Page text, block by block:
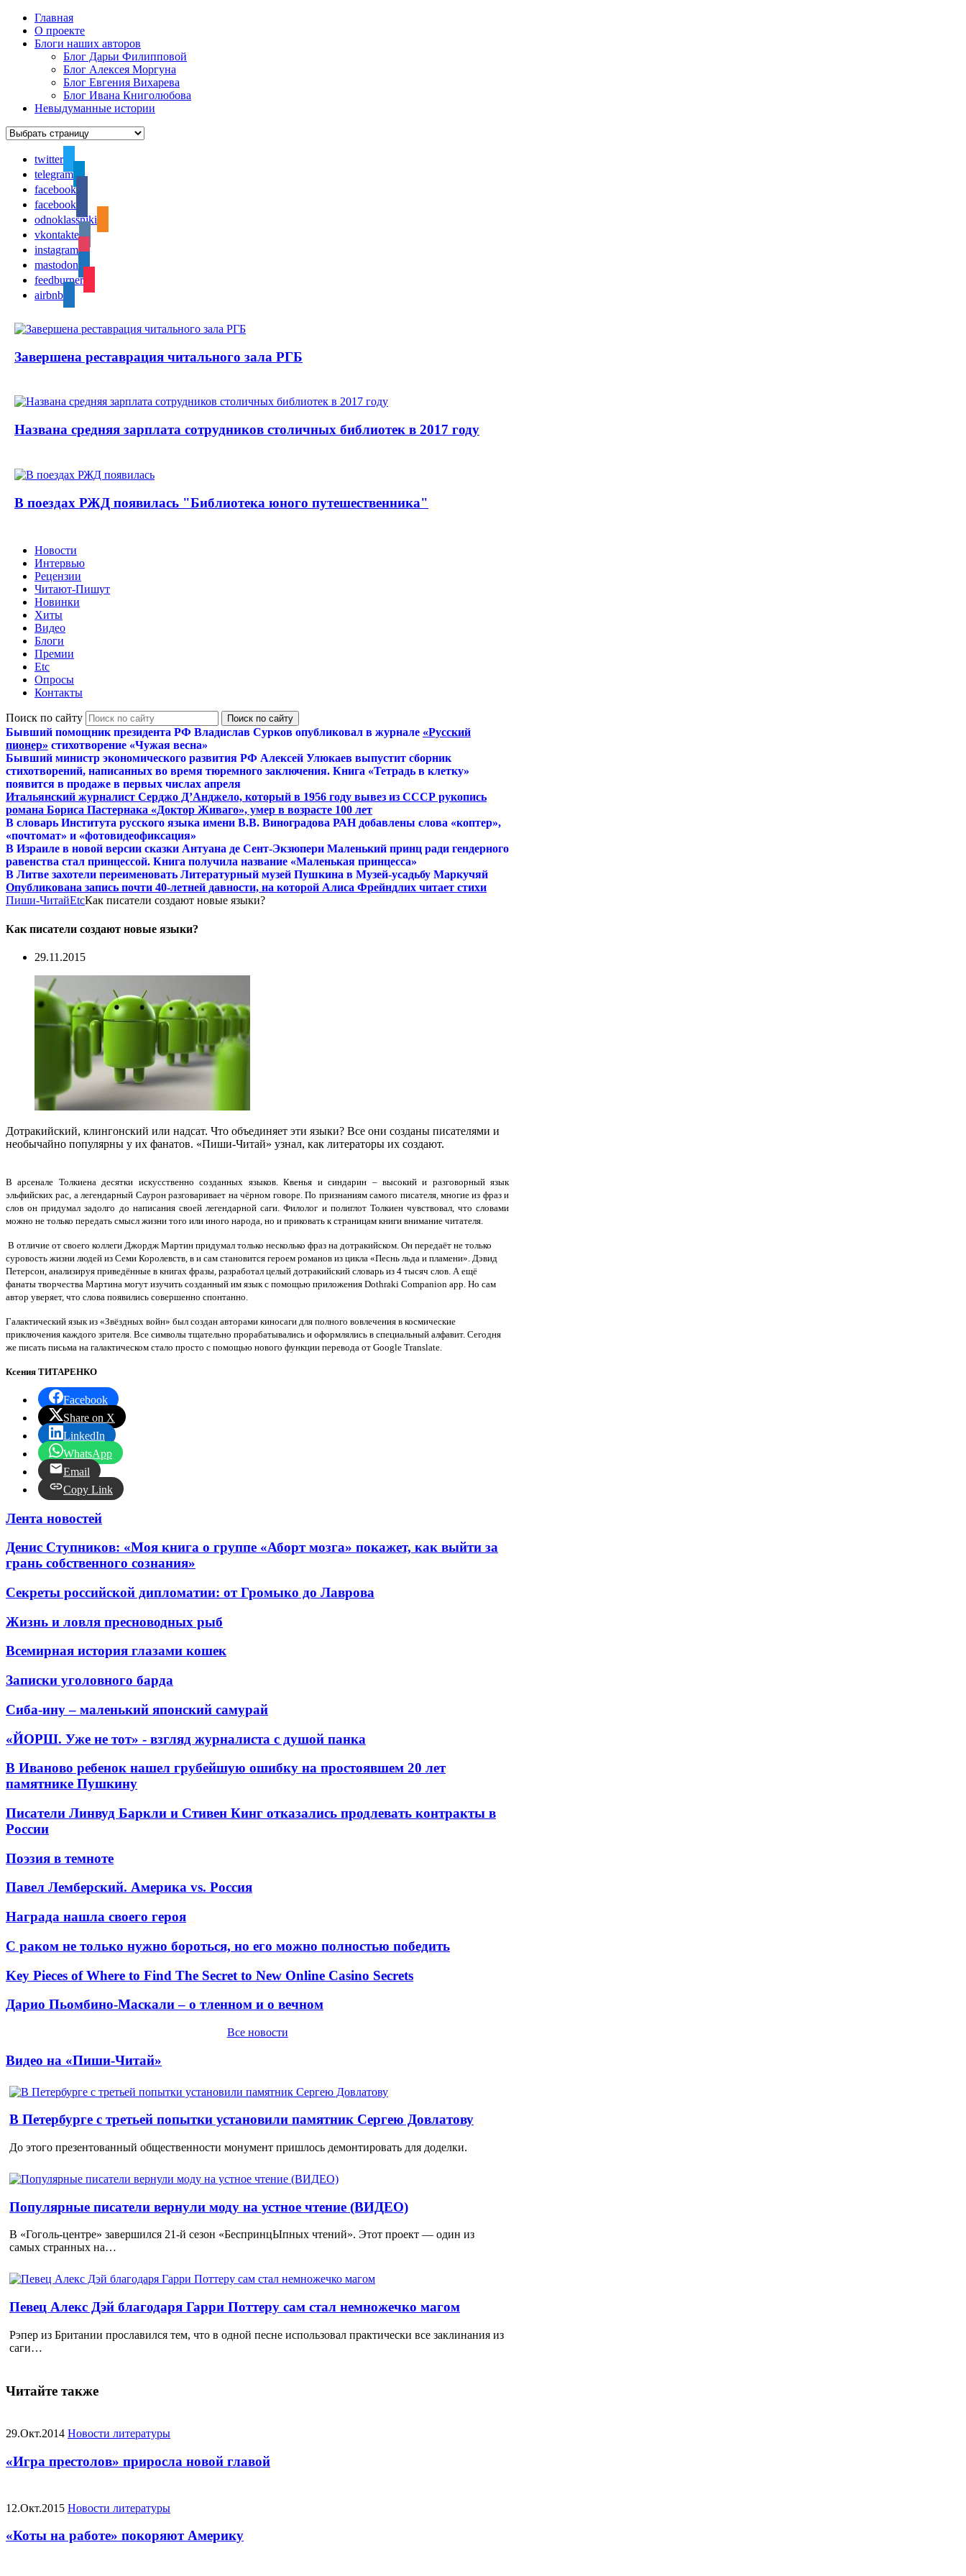
Главная
О проекте
Блоги наших авторов
Блог Дарьи Филипповой
Блог Алексея Моргуна
Блог Евгения Вихарева
Блог Ивана Книголюбова
Невыдуманные истории
twitter
telegram
facebook
facebook
odnoklassniki
vkontakte
instagram
mastodon
feedburner
airbnb
Завершена реставрация читального зала РГБ
Названа средняя зарплата сотрудников столичных библиотек в 2017 году
В поездах РЖД появилась "Библиотека юного путешественника"
Новости
Интервью
Рецензии
Читают-Пишут
Новинки
Хиты
Видео
Блоги
Премии
Etc
Опросы
Контакты
Поиск по сайту
Бывший помощник президента РФ Владислав Сурков опубликовал в журнале «Русский
пионер» стихотворение «Чужая весна»
Бывший министр экономического развития РФ Алексей Улюкаев выпустит сборник
стихотворений, написанных во время тюремного заключения. Книга «Тетрадь в клетку»
появится в продаже в первых числах апреля
Итальянский журналист Серджо Д’Анджело, который в 1956 году вывез из СССР рукопись
романа Бориса Пастернака «Доктор Живаго», умер в возрасте 100 лет
В словарь Института русского языка имени В.В. Виноградова РАН добавлены слова «коптер»,
«почтомат» и «фотовидеофиксация»
В Израиле в новой версии сказки Антуана де Сент-Экзюпери Маленький принц ради гендерного
равенства стал принцессой. Книга получила название «Маленькая принцесса»
В Литве захотели переименовать Литературный музей Пушкина в Музей-усадьбу Маркучяй
Опубликована запись почти 40-летней давности, на которой Алиса Фрейндлих читает стихи
Пиши-ЧитайEtcКак писатели создают новые языки?
Как писатели создают новые языки?
29.11.2015
Дотракийский, клингонский или надсат. Что объединяет эти языки? Все они созданы писателями и
необычайно популярны у их фанатов. «Пиши-Читай» узнал, как литераторы их создают.
В арсенале Толкиена десятки искусственно созданных языков. Квенья и синдарин – высокий и разговорный язык
эльфийских рас, а легендарный Саурон разговаривает на чёрном говоре. По признаниям самого писателя, многие из фраз и
слов он придумал задолго до написания своей легендарной саги. Филолог и полиглот Толкиен чувствовал, что словами
можно не только передать смысл жизни того или иного народа, но и приковать к страницам книги внимание читателя.
В отличие от своего коллеги Джордж Мартин придумал только несколько фраз на дотракийском. Он передаёт не только
суровость жизни людей из Семи Королевств, в и сам становится героем романов из цикла «Песнь льда и пламени». Дэвид
Петерсон, анализируя приведённые в книгах фразы, разработал целый дотракийский словарь из 4 тысяч слов. А ещё
фанаты творчества Мартина могут изучить созданный им язык с помощью приложения Dothraki Companion app. Но сам
автор уверяет, что слова появились совершенно спонтанно.
Галактический язык из «Звёздных войн» был создан авторами киносаги для полного вовлечения в космические
приключения каждого зрителя. Все символы тщательно прорабатывались и оформлялись в специальный алфавит. Сегодня
же писать письма на галактическом стало просто с помощью нового функции перевода от Google Translate.
Ксения ТИТАРЕНКО
Facebook
Share on X
LinkedIn
WhatsApp
Email
Copy Link
Лента новостей
Денис Ступников: «Моя книга о группе «Аборт мозга» покажет, как выйти за
грань собственного сознания»
Секреты российской дипломатии: от Громыко до Лаврова
Жизнь и ловля пресноводных рыб
Всемирная история глазами кошек
Записки уголовного барда
Сиба-ину – маленький японский самурай
«ЙОРШ. Уже не тот» - взгляд журналиста с душой панка
В Иваново ребенок нашел грубейшую ошибку на простоявшем 20 лет
памятнике Пушкину
Писатели Линвуд Баркли и Стивен Кинг отказались продлевать контракты в
России
Поэзия в темноте
Павел Лемберский. Америка vs. Россия
Награда нашла своего героя
С раком не только нужно бороться, но его можно полностью победить
Key Pieces of Where to Find The Secret to New Online Casino Secrets
Дарио Пьомбино-Маскали – о тленном и о вечном
Все новости
Видео на «Пиши-Читай»
В Петербурге с третьей попытки установили памятник Сергею Довлатову
До этого презентованный общественности монумент пришлось демонтировать для доделки.
Популярные писатели вернули моду на устное чтение (ВИДЕО)
В «Гоголь-центре» завершился 21-й сезон «БеспринцЫпных чтений». Этот проект — один из
самых странных на…
Певец Алекс Дэй благодаря Гарри Поттеру сам стал немножечко магом
Рэпер из Британии прославился тем, что в одной песне использовал практически все заклинания из
саги…
Читайте также
29.Окт.2014 Новости литературы
«Игра престолов» приросла новой главой
12.Окт.2015 Новости литературы
«Коты на работе» покоряют Америку